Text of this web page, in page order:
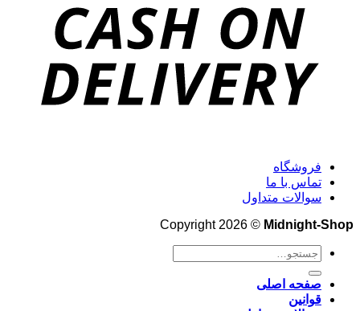
فروشگاه
تماس با ما
سوالات متداول
Copyright 2026 © Midnight-Shop
جستجو
صفحه اصلی
قوانین